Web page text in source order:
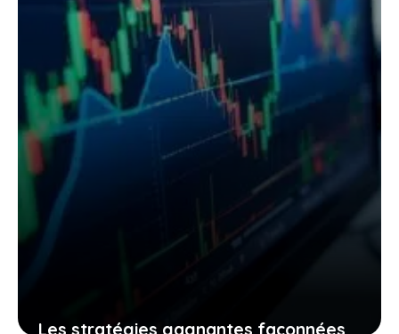
25 février 2026
Les stratégies gagnantes façonnées